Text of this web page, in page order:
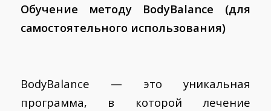
Обучение методу BodyBalance (для
самостоятельного использования)
BodyBalance — это уникальная
программа, в которой лечение